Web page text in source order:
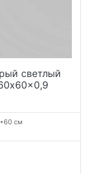
светлый
см